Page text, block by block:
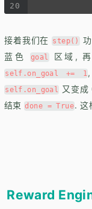
20
接着我们在 step()
蓝色
goal 区域,
self.on_goal += 1
self.on_goal 又变
结束 done = True. 这
Reward